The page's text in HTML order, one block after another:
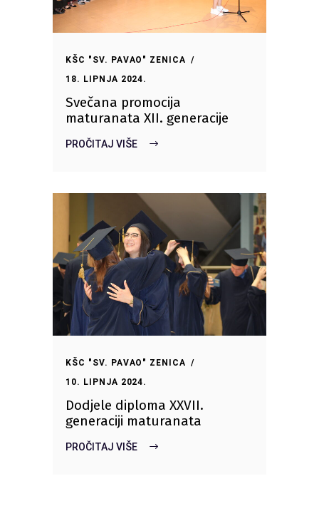
KŠC "SV. PAVAO" ZENICA
18. LIPNJA 2024.
Svečana promocija
maturanata XII. generacije
PROČITAJ VIŠE
KŠC "SV. PAVAO" ZENICA
10. LIPNJA 2024.
Dodjele diploma XXVII.
generaciji maturanata
PROČITAJ VIŠE